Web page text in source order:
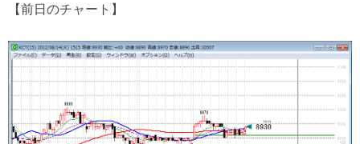
【前日のチャート】